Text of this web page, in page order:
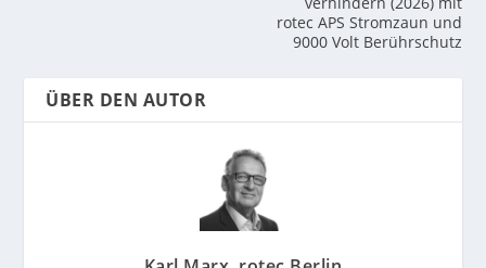
rotec APS Stromzaun und
9000 Volt Berührschutz
ÜBER DEN AUTOR